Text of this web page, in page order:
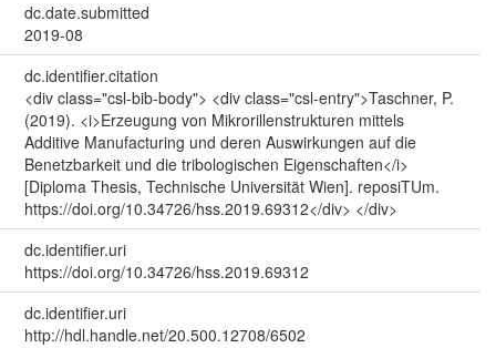
dc.date.submitted
2019-08
dc.identifier.citation
<div class="csl-bib-body"> <div class="csl-entry">Taschner, P.
(2019). <i>Erzeugung von Mikrorillenstrukturen mittels
Additive Manufacturing und deren Auswirkungen auf die
Benetzbarkeit und die tribologischen Eigenschaften</i>
[Diploma Thesis, Technische Universität Wien]. reposiTUm.
https://doi.org/10.34726/hss.2019.69312</div> </div>
dc.identifier.uri
https://doi.org/10.34726/hss.2019.69312
dc.identifier.uri
http://hdl.handle.net/20.500.12708/6502